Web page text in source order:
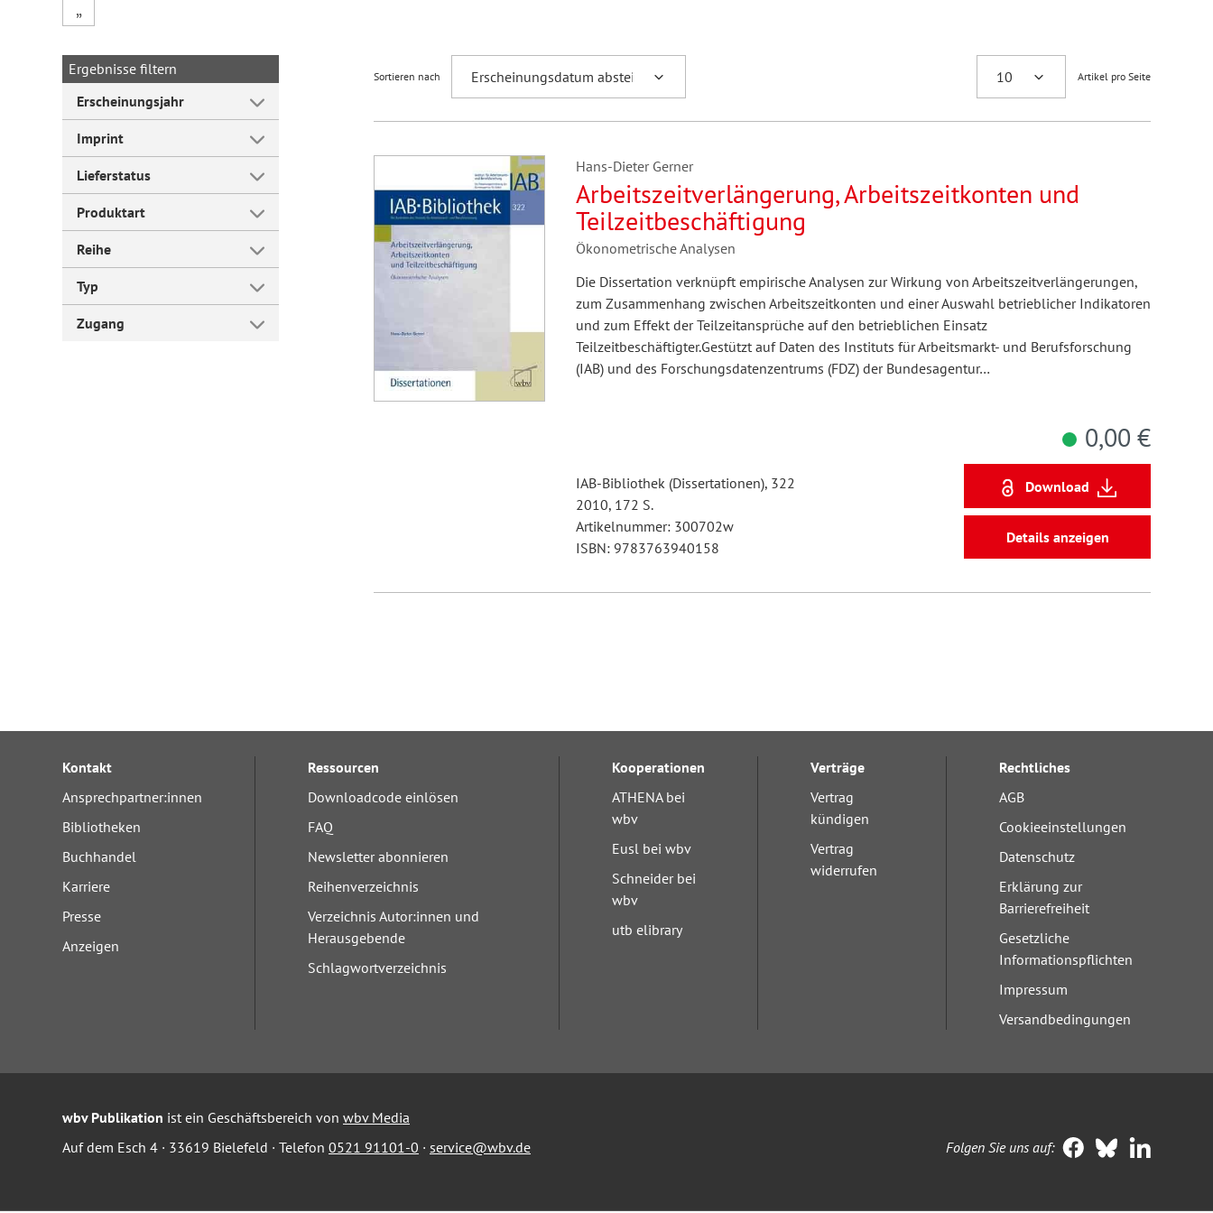
Forum Arbeitslehre
„
Ergebnisse filtern
Erscheinungsjahr
Imprint
Lieferstatus
Produktart
Reihe
Typ
Zugang
Sortieren nach Artikel pro Seite
Hans-Dieter Gerner
Arbeitszeitverlängerung, Arbeitszeitkonten und
Teilzeitbeschäftigung
Ökonometrische Analysen
Die Dissertation verknüpft empirische Analysen zur Wirkung von Arbeitszeitverlängerungen,
zum Zusammenhang zwischen Arbeitszeitkonten und einer Auswahl betrieblicher Indikatoren
und zum Effekt der Teilzeitansprüche auf den betrieblichen Einsatz
Teilzeitbeschäftigter.Gestützt auf Daten des Instituts für Arbeitsmarkt- und Berufsforschung
(IAB) und des Forschungsdatenzentrums (FDZ) der Bundesagentur…
IAB-Bibliothek (Dissertationen), 322
2010, 172 S.
Artikelnummer: 300702w
ISBN: 9783763940158
0,00 €
Download
Details anzeigen
Kontakt
Ansprechpartner:innen
Bibliotheken
Buchhandel
Karriere
Presse
Anzeigen
Ressourcen
Downloadcode einlösen
FAQ
Newsletter abonnieren
Reihenverzeichnis
Verzeichnis Autor:innen und
Herausgebende
Schlagwortverzeichnis
Kooperationen
ATHENA bei
wbv
Eusl bei wbv
Schneider bei
wbv
utb elibrary
Verträge
Vertrag
kündigen
Vertrag
widerrufen
Rechtliches
AGB
Cookieeinstellungen
Datenschutz
Erklärung zur
Barrierefreiheit
Gesetzliche
Informationspflichten
Impressum
Versandbedingungen
wbv Publikation ist ein Geschäftsbereich von wbv Media
Auf dem Esch 4 · 33619 Bielefeld · Telefon 0521 91101-0 · service@wbv.de Folgen Sie uns auf: